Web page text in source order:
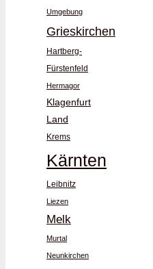
Umgebung
Grieskirchen
Hartberg-
Fürstenfeld
Hermagor
Klagenfurt
Land
Krems
Kärnten
Leibnitz
Liezen
Melk
Murtal
Neunkirchen